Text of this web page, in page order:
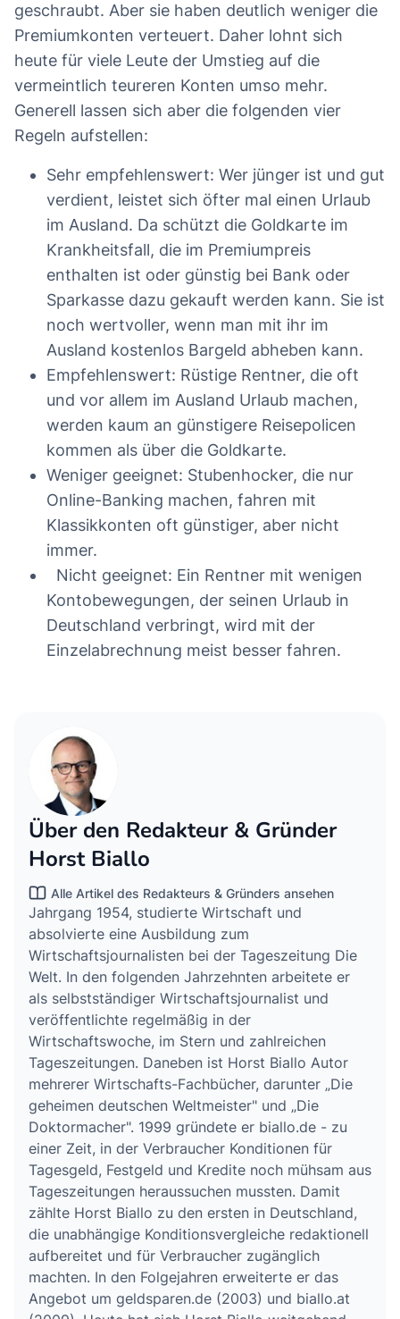
geschraubt. Aber sie haben deutlich weniger die
Premiumkonten verteuert. Daher lohnt sich
heute für viele Leute der Umstieg auf die
vermeintlich teureren Konten umso mehr.
Generell lassen sich aber die folgenden vier
Regeln aufstellen:
Sehr empfehlenswert: Wer jünger ist und gut
verdient, leistet sich öfter mal einen Urlaub
im Ausland. Da schützt die Goldkarte im
Krankheitsfall, die im Premiumpreis
enthalten ist oder günstig bei Bank oder
Sparkasse dazu gekauft werden kann. Sie ist
noch wertvoller, wenn man mit ihr im
Ausland kostenlos Bargeld abheben kann.
Empfehlenswert: Rüstige Rentner, die oft
und vor allem im Ausland Urlaub machen,
werden kaum an günstigere Reisepolicen
kommen als über die Goldkarte.
Weniger geeignet: Stubenhocker, die nur
Online-Banking machen, fahren mit
Klassikkonten oft günstiger, aber nicht
immer.
Nicht geeignet: Ein Rentner mit wenigen
Kontobewegungen, der seinen Urlaub in
Deutschland verbringt, wird mit der
Einzelabrechnung meist besser fahren.
Über den Redakteur & Gründer
Horst Biallo
Alle Artikel des Redakteurs & Gründers ansehen
Jahrgang 1954, studierte Wirtschaft und
absolvierte eine Ausbildung zum
Wirtschaftsjournalisten bei der Tageszeitung Die
Welt. In den folgenden Jahrzehnten arbeitete er
als selbstständiger Wirtschaftsjournalist und
veröffentlichte regelmäßig in der
Wirtschaftswoche, im Stern und zahlreichen
Tageszeitungen. Daneben ist Horst Biallo Autor
mehrerer Wirtschafts-Fachbücher, darunter „Die
geheimen deutschen Weltmeister" und „Die
Doktormacher". 1999 gründete er biallo.de - zu
einer Zeit, in der Verbraucher Konditionen für
Tagesgeld, Festgeld und Kredite noch mühsam aus
Tageszeitungen heraussuchen mussten. Damit
zählte Horst Biallo zu den ersten in Deutschland,
die unabhängige Konditionsvergleiche redaktionell
aufbereitet und für Verbraucher zugänglich
machten. In den Folgejahren erweiterte er das
Angebot um geldsparen.de (2003) und biallo.at